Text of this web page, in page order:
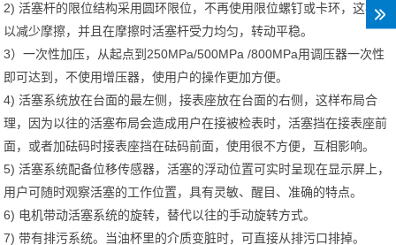
2) 活塞杆的限位结构采用圆环限位，不再使用限位螺钉或卡环，这样可
以减少摩擦，并且在摩擦时活塞杆受力均匀，转动平稳。
3）一次性加压，从起点到250MPa/500MPa /800MPa用调压器一次性
即可达到，不使用增压器，使用户的操作更加方便。
4) 活塞系统放在台面的最左侧，接表座放在台面的右侧，这样布局合
理，因为以往的活塞布局会造成用户在接被检表时，活塞挡在接表座前
面，或者加砝码时接表座挡在砝码前面，使用很不方便，互相影响。
5) 活塞系统配备位移传感器，活塞的浮动位置可实时呈现在显示屏上，
用户可随时观察活塞的工作位置，具有灵敏、醒目、准确的特点。
6) 电机带动活塞系统的旋转，替代以往的手动旋转方式。
7) 带有排污系统。当油杯里的介质变脏时，可直接从排污口排掉。